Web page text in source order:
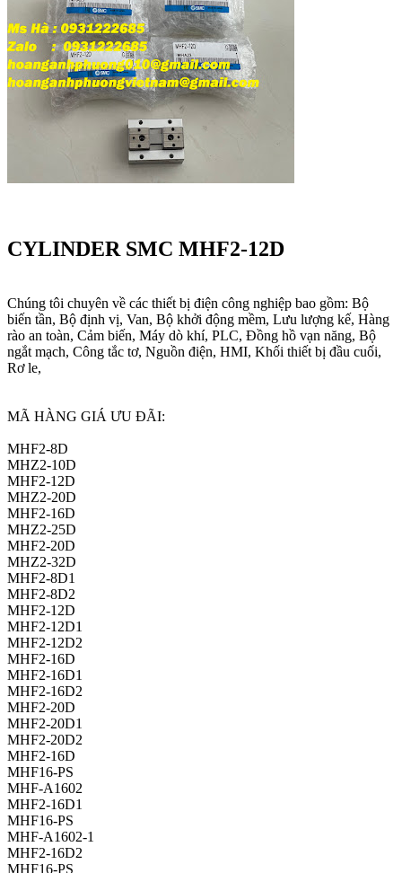
CYLINDER SMC MHF2-12D
Chúng tôi chuyên về các thiết bị điện công nghiệp bao gồm: Bộ
biến tần, Bộ định vị, Van, Bộ khởi động mềm, Lưu lượng kế, Hàng
rào an toàn, Cảm biến, Máy dò khí, PLC, Đồng hồ vạn năng, Bộ
ngắt mạch, Công tắc tơ, Nguồn điện, HMI, Khối thiết bị đầu cuối,
Rơ le,
MÃ HÀNG GIÁ ƯU ĐÃI:
MHF2-8D
MHZ2-10D
MHF2-12D
MHZ2-20D
MHF2-16D
MHZ2-25D
MHF2-20D
MHZ2-32D
MHF2-8D1
MHF2-8D2
MHF2-12D
MHF2-12D1
MHF2-12D2
MHF2-16D
MHF2-16D1
MHF2-16D2
MHF2-20D
MHF2-20D1
MHF2-20D2
MHF2-16D
MHF16-PS
MHF-A1602
MHF2-16D1
MHF16-PS
MHF-A1602-1
MHF2-16D2
MHF16-PS